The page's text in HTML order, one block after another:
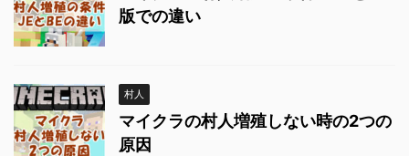
版での違い
村人
マイクラの村人増殖しない時の2つの
原因